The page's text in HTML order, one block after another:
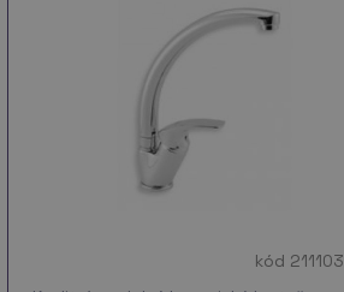
kód 211103